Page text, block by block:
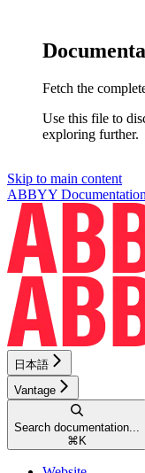
Fetch the
Use this file to
exploring further.
Skip to main content
ABBYY Documentation
日本語
Vantage
Search documentation...
⌘ K